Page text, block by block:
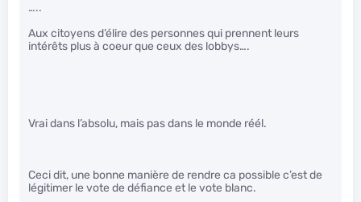
…..
Aux citoyens d’élire des personnes qui prennent leurs
intérêts plus à coeur que ceux des lobbys….
Vrai dans l’absolu, mais pas dans le monde réél.
Ceci dit, une bonne manière de rendre ca possible c’est de
légitimer le vote de défiance et le vote blanc.